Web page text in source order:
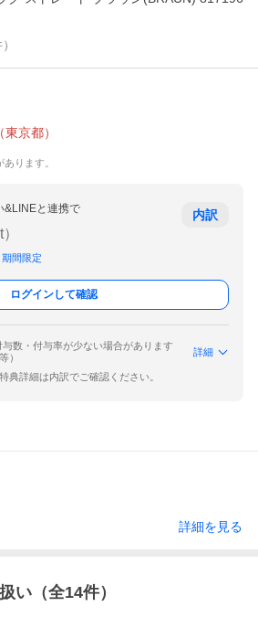
）
（東京都）
ります。
&LINEと連携で
間限定
内訳
ログインして確認
数・付与率が少ない場合があります
）
詳細
典詳細は内訳でご確認ください。
詳細を見る
い（全14件）